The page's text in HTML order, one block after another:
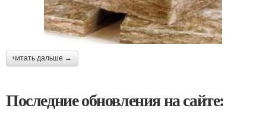
читать дальше →
Последние обновления на сайте: